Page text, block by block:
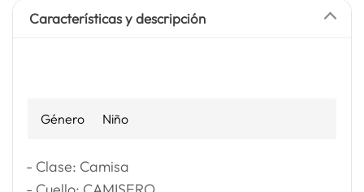
Características y descripción
Género Niño
- Clase: Camisa